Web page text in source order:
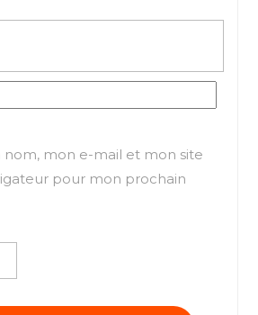
nom, mon e-mail et mon site
pour mon prochain